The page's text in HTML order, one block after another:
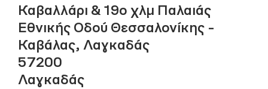
Καβαλλάρι & 19ο χλμ Παλαιάς
Εθνικής Οδού Θεσσαλονίκης -
Καβάλας, Λαγκαδάς
57200
Λαγκαδάς